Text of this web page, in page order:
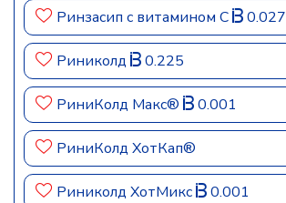
Ринзасип с витамином C 0.027
Риниколд 0.225
РиниКолд Макс® 0.001
РиниКолд ХотКап®
Риниколд ХотМикс 0.001